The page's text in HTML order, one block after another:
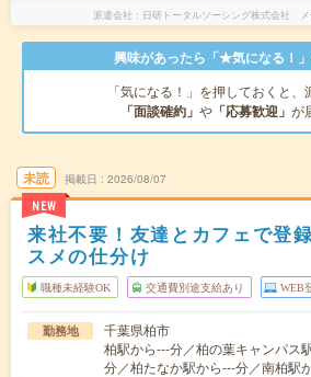
派遣会社 日研トータルソーシング株式会社
興味があったら「★気になる！」
「気になる！」を押しておくと、
「面談確約」 や 「応募歓迎」 が
未読
NEW
掲載日 2026/08/07
来社不要！友達とカフェで登
スメの仕分け
職種未経験OK 交通費別途支給あり WEB
勤務地
千葉県柏市
柏駅から---分／柏の葉キャンパス
分／柏たなか駅から---分／南柏駅